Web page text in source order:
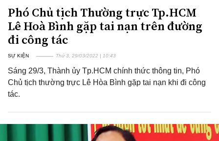
Phó Chủ tịch Thường trực Tp.HCM
Lê Hoà Bình gặp tai nạn trên đường
đi công tác
SỰ KIỆN Thứ 3, 29/03/2022 | 10:43
Sáng 29/3, Thành ủy Tp.HCM chính thức thông tin, Phó
Chủ tịch thường trực Lê Hòa Bình gặp tai nạn khi đi công
tác.